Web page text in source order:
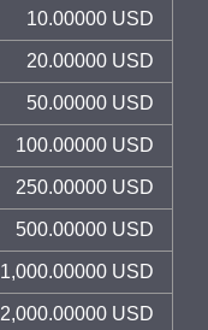
10.00000 USD
20.00000 USD
50.00000 USD
100.00000 USD
250.00000 USD
500.00000 USD
1,000.00000 USD
2,000.00000 USD